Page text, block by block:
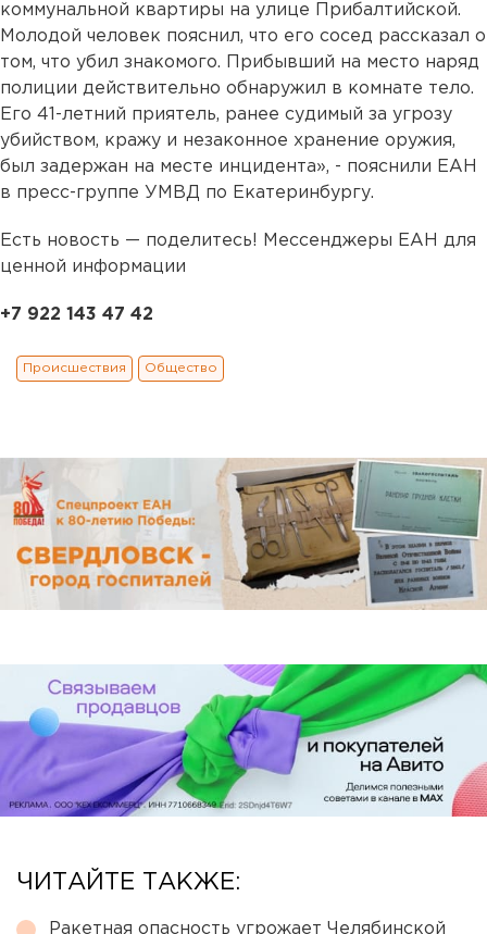
коммунальной квартиры на улице Прибалтийской.
Молодой человек пояснил, что его сосед рассказал о
том, что убил знакомого. Прибывший на место наряд
полиции действительно обнаружил в комнате тело.
Его 41-летний приятель, ранее судимый за угрозу
убийством, кражу и незаконное хранение оружия,
был задержан на месте инцидента», - пояснили ЕАН
в пресс-группе УМВД по Екатеринбургу.
Есть новость — поделитесь! Мессенджеры ЕАН для
ценной информации
+7 922 143 47 42
Происшествия Общество
ЧИТАЙТЕ ТАКЖЕ:
Ракетная опасность угрожает Челябинской